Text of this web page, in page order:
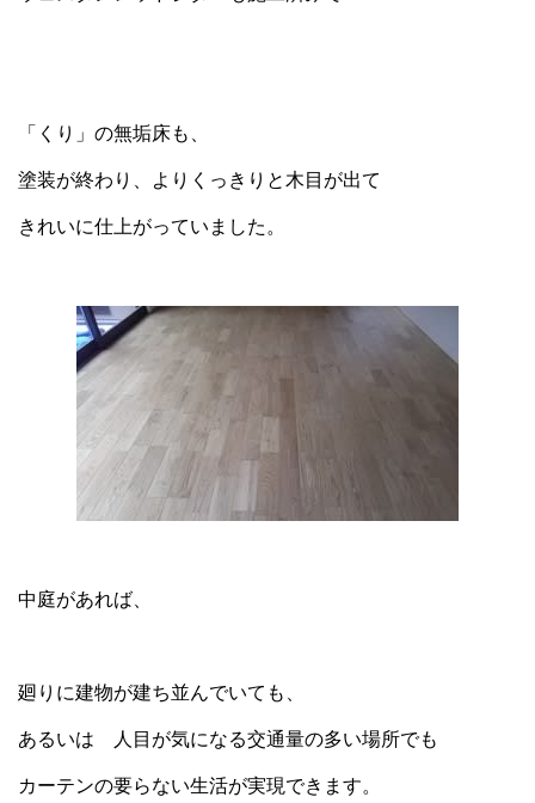
「くり」の無垢床も、
塗装が終わり、よりくっきりと木目が出て
きれいに仕上がっていました。
中庭があれば、
廻りに建物が建ち並んでいても、
あるいは 人目が気になる交通量の多い場所でも
カーテンの要らない生活が実現できます。